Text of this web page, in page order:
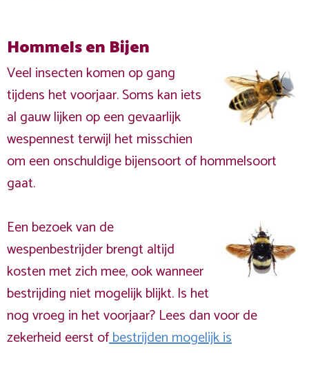
Hommels en Bijen
Veel insecten komen op gang
tijdens het voorjaar. Soms kan iets
al gauw lijken op een gevaarlijk
wespennest terwijl het misschien
om een onschuldige bijensoort of hommelsoort
gaat.
Een bezoek van de
wespenbestrijder brengt altijd
kosten met zich mee, ook wanneer
bestrijding niet mogelijk blijkt. Is het
nog vroeg in het voorjaar? Lees dan voor de
zekerheid eerst ofbestrijden mogelijk is